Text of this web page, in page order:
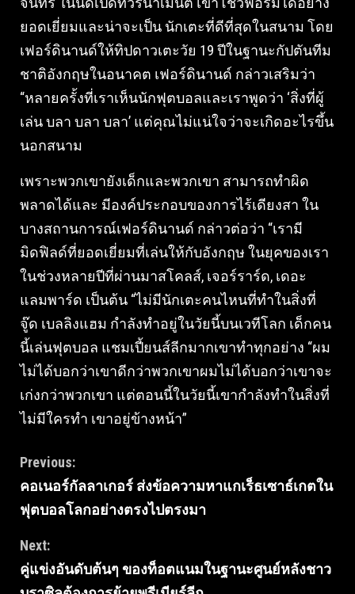
ยอดเยี่ยมและน่าจะเป็น นักเตะที่ดีที่สุดในสนาม โดย
เฟอร์ดินานด์ให้ทิปดาวเตะวัย 19 ปีในฐานะกัปตันทีม
ชาติอังกฤษในอนาคต เฟอร์ดินานด์ กล่าวเสริมว่า
“หลายครั้งที่เราเห็นนักฟุตบอลและเราพูดว่า ‘สิ่งที่ผู้
เล่น บลา บลา บลา’ แต่คุณไม่แน่ใจว่าจะเกิดอะไรขึ้น
นอกสนาม
เพราะพวกเขายังเด็กและพวกเขา สามารถทําผิด
พลาดได้และ มีองค์ประกอบของการไร้เดียงสา ใน
บางสถานการณ์เฟอร์ดินานด์ กล่าวต่อว่า “เรามี
มิดฟิลด์ที่ยอดเยี่ยมที่เล่นให้กับอังกฤษ ในยุคของเรา
ในช่วงหลายปีที่ผ่านมาสโคลส์, เจอร์ราร์ด, เดอะ
แลมพาร์ด เป็นต้น “ไม่มีนักเตะคนไหนที่ทําในสิ่งที่
จู๊ด เบลลิงแฮม กําลังทําอยู่ในวัยนี้บนเวทีโลก เด็กคน
นี้เล่นฟุตบอล แชมเปี้ยนส์ลีกมากเขาทําทุกอย่าง “ผม
ไม่ได้บอกว่าเขาดีกว่าพวกเขาผมไม่ได้บอกว่าเขาจะ
เก่งกว่าพวกเขา แต่ตอนนี้ในวัยนี้เขากําลังทําในสิ่งที่
ไม่มีใครทํา เขาอยู่ข้างหน้า”
Continue
Reading
Previous:
คอเนอร์กัลลาเกอร์ ส่งข้อความหาแกเร็ธเซาธ์เกตใน
ฟุตบอลโลกอย่างตรงไปตรงมา
Next:
คู่แข่งอันดับต้นๆ ของท็อตแนมในฐานะศูนย์หลังชาว